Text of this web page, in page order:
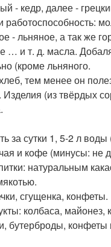
- кедр, далее -
- льняное, а так же
… и т. д. масла.
(кроме льняного.
тем менее он
(из твёрдых
за сутки 1, 5-2 л
и кофе (минусы: не
натуральным
сгущенка, конфеты.
колбаса, майонез,
бутерброды,